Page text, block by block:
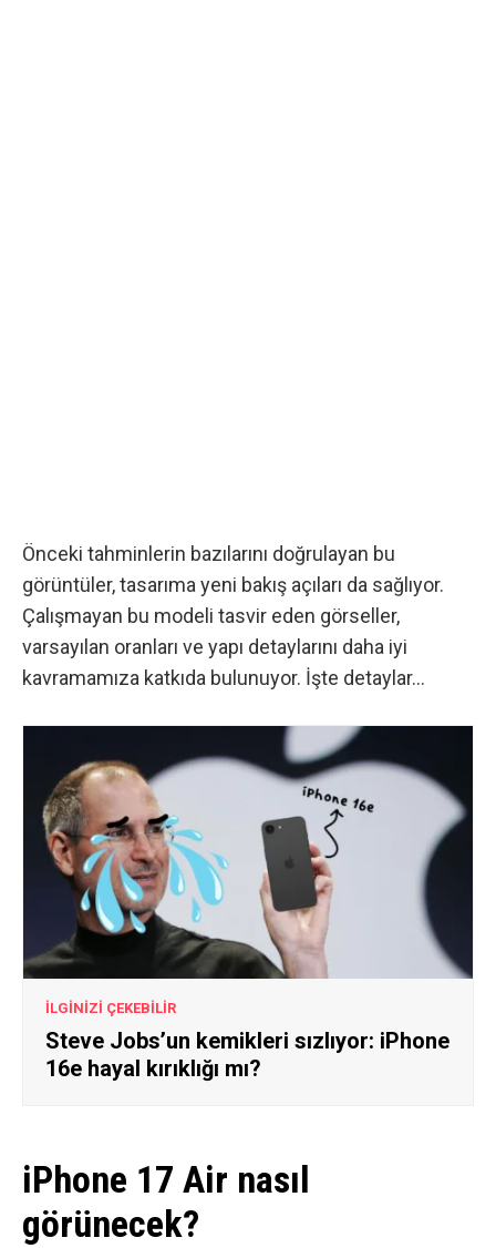
Önceki tahminlerin bazılarını doğrulayan bu
görüntüler, tasarıma yeni bakış açıları da sağlıyor.
Çalışmayan bu modeli tasvir eden görseller,
varsayılan oranları ve yapı detaylarını daha iyi
kavramamıza katkıda bulunuyor. İşte detaylar…
İLGİNİZİ ÇEKEBİLİR
Steve Jobs’un kemikleri sızlıyor: iPhone
16e hayal kırıklığı mı?
iPhone 17 Air nasıl
görünecek?